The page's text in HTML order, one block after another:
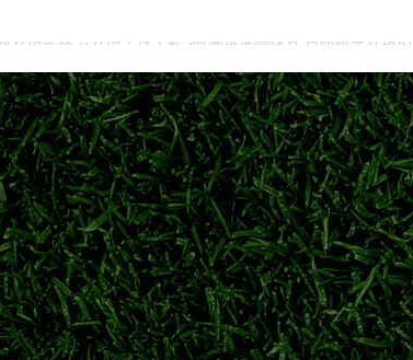
外援政策 J1外援上场人数 J联赛提携国球员 日职联亚外规则
拒绝
彩艳竞争，出自浦和红钻的日本门将引发豪门哄抢，尤文
铃木彩艳 巴黎圣日耳曼 帕尔马 铃木彩艳转会
战下半程
滨水手、鹿岛鹿角、川崎前锋抓紧时间补强，应对联赛与